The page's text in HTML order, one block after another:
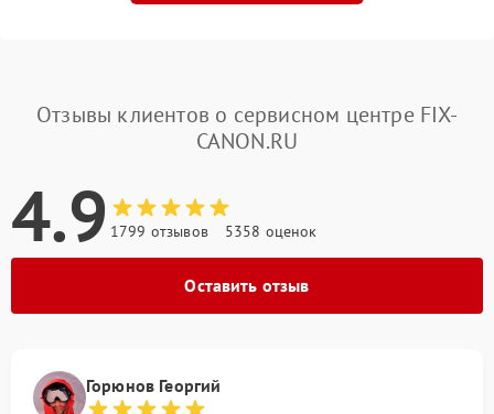
Отзывы клиентов о сервисном центре FIX-
CANON.RU
4.9 1799 отзывов 5358 оценок
Оставить отзыв
Горюнов Георгий